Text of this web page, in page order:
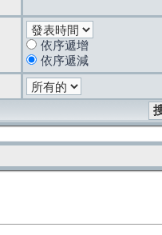
依序遞增
依序遞減